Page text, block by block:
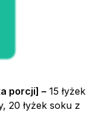
porcji] – 15 łyżek
20 łyżek soku z